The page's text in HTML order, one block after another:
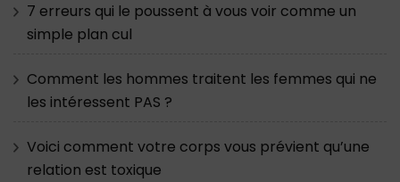
7 erreurs qui le poussent à vous voir comme un
simple plan cul
Comment les hommes traitent les femmes qui ne
les intéressent PAS ?
Voici comment votre corps vous prévient qu’une
relation est toxique